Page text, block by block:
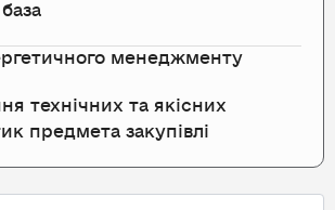
менеджменту
технічних та якісних
предмета закупівлі